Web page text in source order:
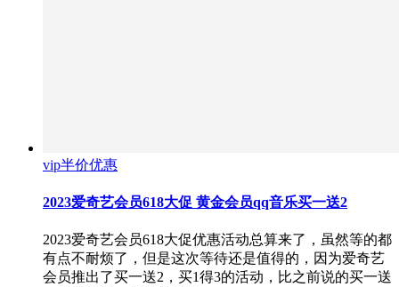
vip半价优惠
2023爱奇艺会员618大促 黄金会员qq音乐买一送2
2023爱奇艺会员618大促优惠活动总算来了，虽然等的都
有点不耐烦了，但是这次等待还是值得的，因为爱奇艺
会员推出了买一送2，买1得3的活动，比之前说的买一送